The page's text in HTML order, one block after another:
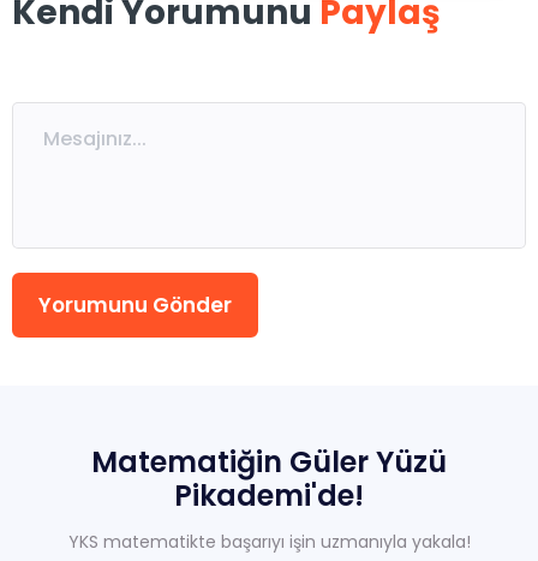
Sıkça Sorulan Sorular
Kendi Yorumunu Paylaş
Yorumunu Gönder
Matematiğin GülerYüzü
Pikademi'de!
YKS matematikte başarıyı işin uzmanıyla yakala!